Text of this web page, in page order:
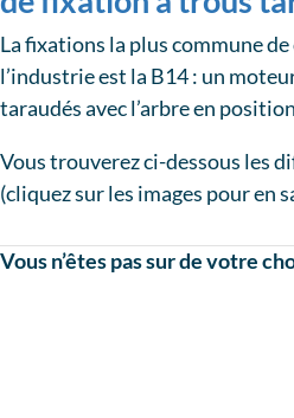
La fixations la plus commune
l’industrie est la B14 : un
taraudés avec l’arbre en
Vous trouverez ci-dessous les
(cliquez sur les images pour en
Vous n’êtes pas sur de votre